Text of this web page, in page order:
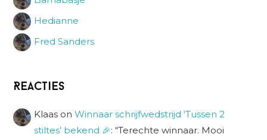
Hedianne
Fred Sanders
Reacties
Klaas onWinnaar schrijfwedstrijd ‘Tussen 2
stiltes’ bekend 🎉: “Terechte winnaar. Mooi